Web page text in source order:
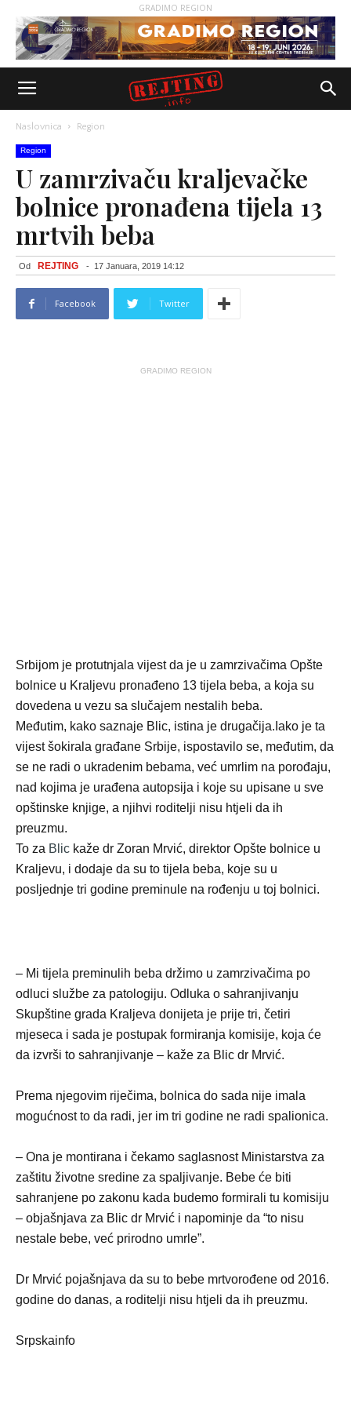
GRADIMO REGION
Naslovnica Region
Region
U zamrzivaču kraljevačke
bolnice pronađena tijela 13
mrtvih beba
Od REJTING - 17 Januara, 2019 14:12
Facebook Twitter
GRADIMO REGION
Srbijom je protutnjala vijest da je u zamrzivačima Opšte
bolnice u Kraljevu pronađeno 13 tijela beba, a koja su
dovedena u vezu sa slučajem nestalih beba.
Međutim, kako saznaje Blic, istina je drugačija.Iako je ta
vijest šokirala građane Srbije, ispostavilo se, međutim, da
se ne radi o ukradenim bebama, već umrlim na porođaju,
nad kojima je urađena autopsija i koje su upisane u sve
opštinske knjige, a njihvi roditelji nisu htjeli da ih
preuzmu.
To za Blic kaže dr Zoran Mrvić, direktor Opšte bolnice u
Kraljevu, i dodaje da su to tijela beba, koje su u
posljednje tri godine preminule na rođenju u toj bolnici.
– Mi tijela preminulih beba držimo u zamrzivačima po
odluci službe za patologiju. Odluka o sahranjivanju
Skupštine grada Kraljeva donijeta je prije tri, četiri
mjeseca i sada je postupak formiranja komisije, koja će
da izvrši to sahranjivanje – kaže za Blic dr Mrvić.
Prema njegovim riječima, bolnica do sada nije imala
mogućnost to da radi, jer im tri godine ne radi spalionica.
– Ona je montirana i čekamo saglasnost Ministarstva za
zaštitu životne sredine za spaljivanje. Bebe će biti
sahranjene po zakonu kada budemo formirali tu komisiju
– objašnjava za Blic dr Mrvić i napominje da “to nisu
nestale bebe, već prirodno umrle”.
Dr Mrvić pojašnjava da su to bebe mrtvorođene od 2016.
godine do danas, a roditelji nisu htjeli da ih preuzmu.
Srpskainfo